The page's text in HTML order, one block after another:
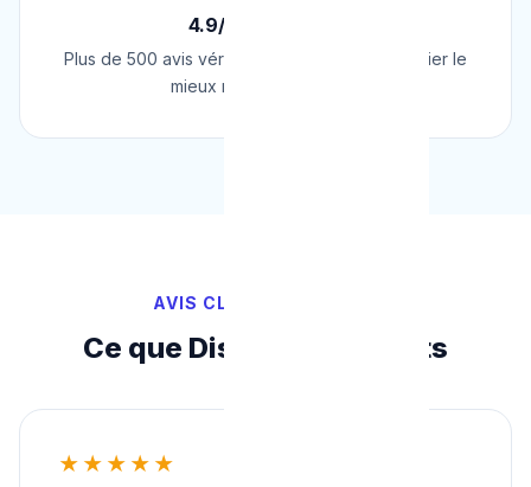
4.9/5 sur Google
Plus de 500 avis vérifiés sur Google. Le plombier le
mieux noté de Belgique.
AVIS CLIENTS VÉRIFIÉS
Ce que Disent Nos Clients
★★★★★